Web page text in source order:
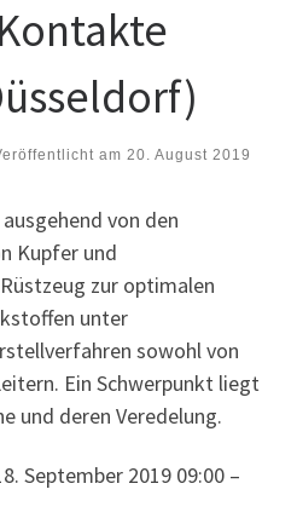
am 20. August 2019
von den
Kupfer und
zur optimalen
unter
sowohl von
Ein Schwerpunkt liegt
und deren Veredelung.
September 2019 09:00 –